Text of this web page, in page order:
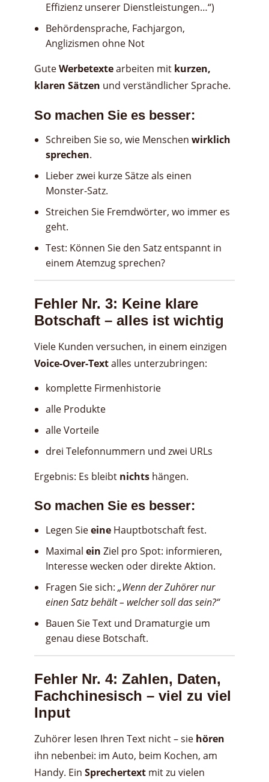
Effizienz unserer Dienstleistungen…“)
Behördensprache, Fachjargon,
Anglizismen ohne Not
GuteWerbetextearbeiten mit kurzen,
klaren Sätzen und verständlicher Sprache.
So machen Sie es besser:
Schreiben Sie so, wie Menschen wirklich
sprechen.
Lieber zwei kurze Sätze als einen
Monster-Satz.
Streichen Sie Fremdwörter, wo immer es
geht.
Test: Können Sie den Satz entspannt in
einem Atemzug sprechen?
Fehler Nr. 3: Keine klare
Botschaft – alles ist wichtig
Viele Kunden versuchen, in einem einzigen
Voice-Over-Textalles unterzubringen:
komplette Firmenhistorie
alle Produkte
alle Vorteile
drei Telefonnummern und zwei URLs
Ergebnis: Es bleibt nichts hängen.
So machen Sie es besser:
Legen Sieeine Hauptbotschaft fest.
Maximal ein Ziel pro Spot: informieren,
Interesse wecken oder direkte Aktion.
Fragen Sie sich: „Wenn der Zuhörer nur
einen Satz behält – welcher soll das sein?“
Bauen Sie Text und Dramaturgie um
genau diese Botschaft.
Fehler Nr. 4: Zahlen, Daten,
Fachchinesisch – viel zu viel
Input
Zuhörer lesen Ihren Text nicht – sie hören
ihn nebenbei: im Auto, beim Kochen, am
Handy. Ein Sprechertext mit zu vielen